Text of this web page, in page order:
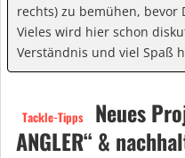
rechts) zu bemühen, bevor
Vieles wird hier schon
Verständnis und viel Spaß
Tackle-Tipps
Neues
ANGLER“ &